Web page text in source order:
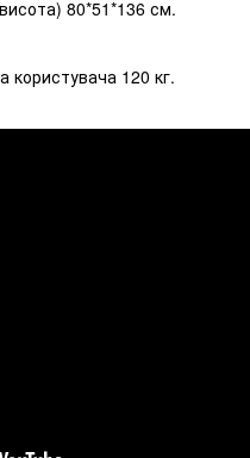
80*51*136 см.
користувача 120 кг.